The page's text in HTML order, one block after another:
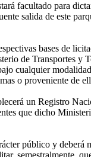
facultado para
salida de este
bases de
de Transportes y
cualquier
o proveniente de
un Registro
que dicho
público y deberá
semestralmente,